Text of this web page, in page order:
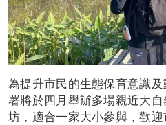
為提升市民的生態保育意識
署將於四月舉辦多場親近大
坊，適合一家大小參與，歡迎